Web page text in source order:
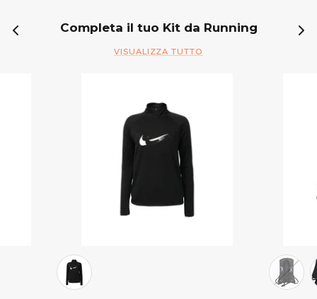
Completa il tuo Kit da Running
VISUALIZZA TUTTO